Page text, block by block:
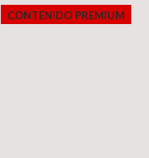
CONTENIDO PREMIUM